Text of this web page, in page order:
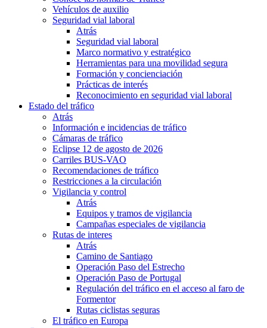
Vehículos de auxilio
Seguridad vial laboral
Atrás
Seguridad vial laboral
Marco normativo y estratégico
Herramientas para una movilidad segura
Formación y concienciación
Prácticas de interés
Reconocimiento en seguridad vial laboral
Estado del tráfico
Atrás
Información e incidencias de tráfico
Cámaras de tráfico
Eclipse 12 de agosto de 2026
Carriles BUS-VAO
Recomendaciones de tráfico
Restricciones a la circulación
Vigilancia y control
Atrás
Equipos y tramos de vigilancia
Campañas especiales de vigilancia
Rutas de interes
Atrás
Camino de Santiago
Operación Paso del Estrecho
Operación Paso de Portugal
Regulación del tráfico en el acceso al faro de
Formentor
Rutas ciclistas seguras
El tráfico en Europa